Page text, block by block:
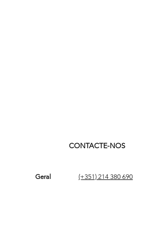
CONTACTE-NOS
Geral (+351) 214 380 690